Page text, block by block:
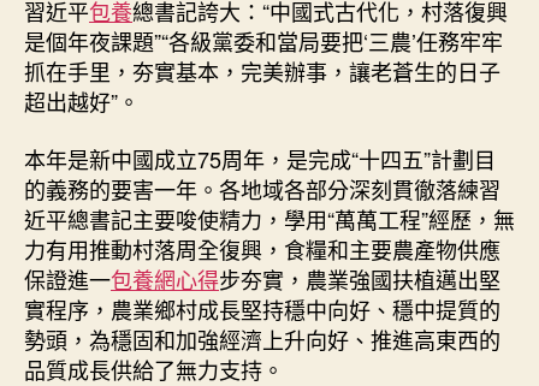
國
網〉
中
習近平包養總書記誇大：“中國式古代化，村落復興
是個年夜課題”“各級黨委和當局要把‘三農’任務牢牢
抓在手里，夯實基本，完美辦事，讓老蒼生的日子
超出越好”。
本年是新中國成立75周年，是完成“十四五”計劃目
的義務的要害一年。各地域各部分深刻貫徹落練習
近平總書記主要唆使精力，學用“萬萬工程”經歷，無
力有用推動村落周全復興，食糧和主要農產物供應
保證進一包養網心得步夯實，農業強國扶植邁出堅
實程序，農業鄉村成長堅持穩中向好、穩中提質的
勢頭，為穩固和加強經濟上升向好、推進高東西的
品質成長供給了無力支持。